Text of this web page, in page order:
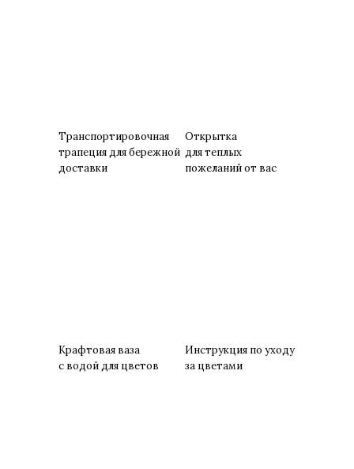
Транспортировочная
трапеция для бережной
доставки
Открытка
для теплых
пожеланий от вас
Крафтовая ваза
с водой для цветов
Инструкция по уходу
за цветами